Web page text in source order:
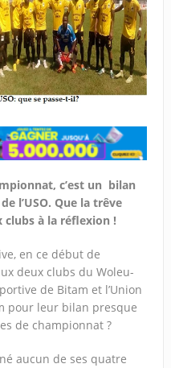
c’est un bilan
l’USO. Que la trêve
clubs à la réflexion !
en ce début de
deux clubs du Woleu-
de Bitam et l’Union
pour leur bilan presque
de championnat ?
aucun de ses quatre